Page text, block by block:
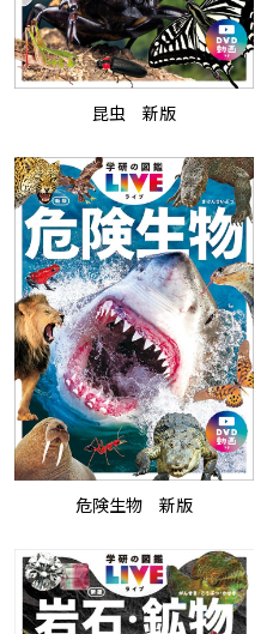
昆虫 新版
危険生物 新版